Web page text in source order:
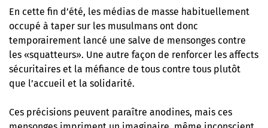
En cette fin d’été, les médias de masse habituellement
occupé à taper sur les musulmans ont donc
temporairement lancé une salve de mensonges contre
les «squatteurs». Une autre façon de renforcer les affects
sécuritaires et la méfiance de tous contre tous plutôt
que l’accueil et la solidarité.
Ces précisions peuvent paraître anodines, mais ces